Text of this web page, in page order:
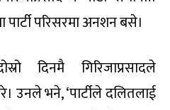
परिसरमा अनशन बसे।
दिनमै गिरिजाप्रसादले
उनले भने, ‘पार्टीले दलितलाई